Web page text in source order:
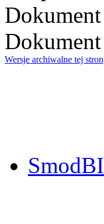
Wersje archiwalne tej